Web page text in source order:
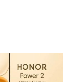
premium